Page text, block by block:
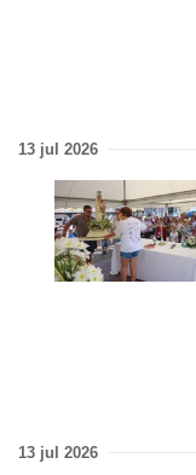
13 jul 2026
13 jul 2026